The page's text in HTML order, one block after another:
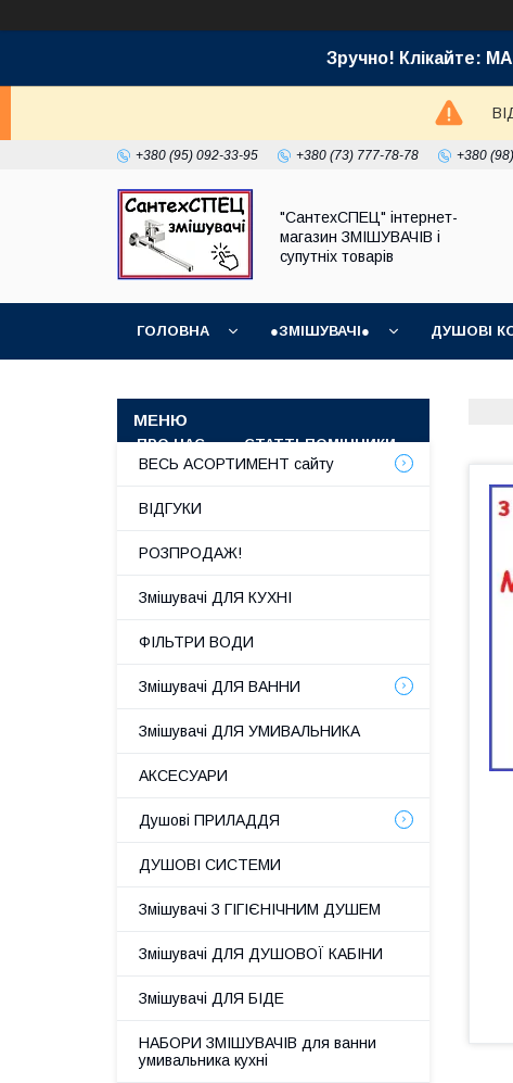
Зручно! Клікайте:
+380 (95) 092-33-95 +380 (73) 777-78-78 +380
"СантехСПЕЦ" інтернет-
магазин ЗМІШУВАЧІВ і
супутніх товарів
ГОЛОВНА ●ЗМІШУВАЧІ● ДУШОВІ
ПРО НАС СТАТТІ-ПОМІЧНИКИ
ВЕСЬ АСОРТИМЕНТ сайту
ВІДГУКИ
РОЗПРОДАЖ!
Змішувачі ДЛЯ КУХНІ
ФІЛЬТРИ ВОДИ
Змішувачі ДЛЯ ВАННИ
Змішувачі ДЛЯ УМИВАЛЬНИКА
АКСЕСУАРИ
Душові ПРИЛАДДЯ
ДУШОВІ СИСТЕМИ
Змішувачі З ГІГІЄНІЧНИМ ДУШЕМ
Змішувачі ДЛЯ ДУШОВОЇ КАБІНИ
Змішувачі ДЛЯ БІДЕ
НАБОРИ ЗМІШУВАЧІВ для ванни
умивальника кухні